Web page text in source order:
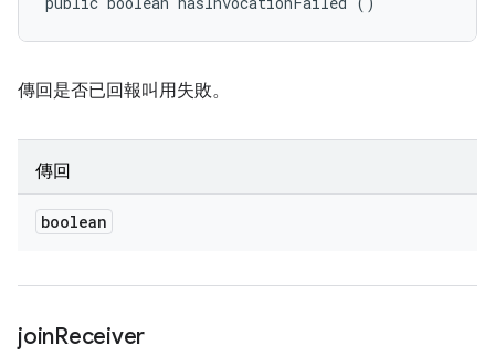
傳回是否已回報叫用失敗。
傳回
boolean
joinReceiver